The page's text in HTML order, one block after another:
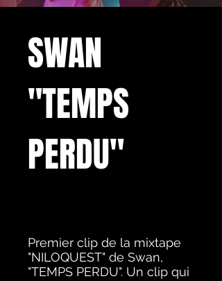
SWAN
"TEMPS
PERDU"
Premier clip de la mixtape
"NILOQUEST" de Swan,
"TEMPS PERDU". Un clip qui